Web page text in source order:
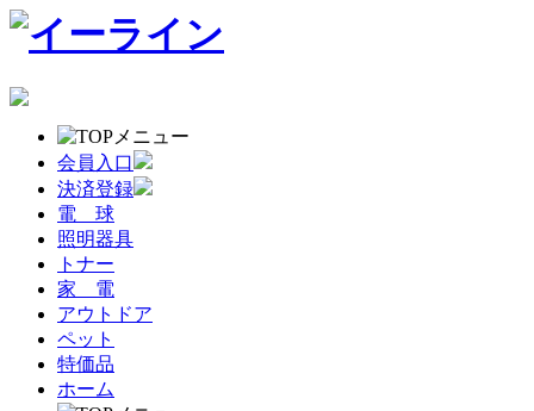
会員入口
決済登録
電 球
照明器具
トナー
家 電
アウトドア
ペット
特価品
ホーム